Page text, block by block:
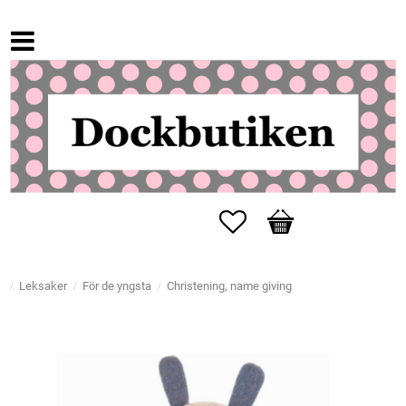
Favorites
Basket
Leksaker För de yngsta Christening, name giving